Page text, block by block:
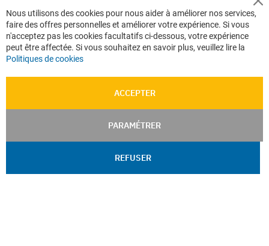
Nous utilisons des cookies pour nous aider à améliorer nos services,
faire des offres personnelles et améliorer votre expérience. Si vous
n'acceptez pas les cookies facultatifs ci-dessous, votre expérience
peut être affectée. Si vous souhaitez en savoir plus, veuillez lire la
Politiques de cookies
ACCEPTER
PARAMÉTRER
REFUSER